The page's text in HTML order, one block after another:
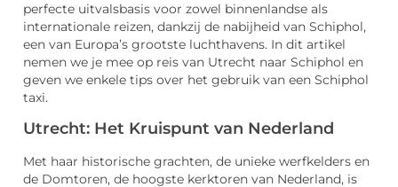
perfecte uitvalsbasis voor zowel binnenlandse als
internationale reizen, dankzij de nabijheid van Schiphol,
een van Europa’s grootste luchthavens. In dit artikel
nemen we je mee op reis van Utrecht naar Schiphol en
geven we enkele tips over het gebruik van een Schiphol
taxi.
Utrecht: Het Kruispunt van Nederland
Met haar historische grachten, de unieke werfkelders en
de Domtoren, de hoogste kerktoren van Nederland, is